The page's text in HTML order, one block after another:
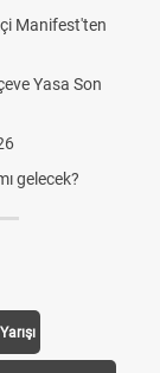
Manifest'ten
Yasa Son
gelecek?